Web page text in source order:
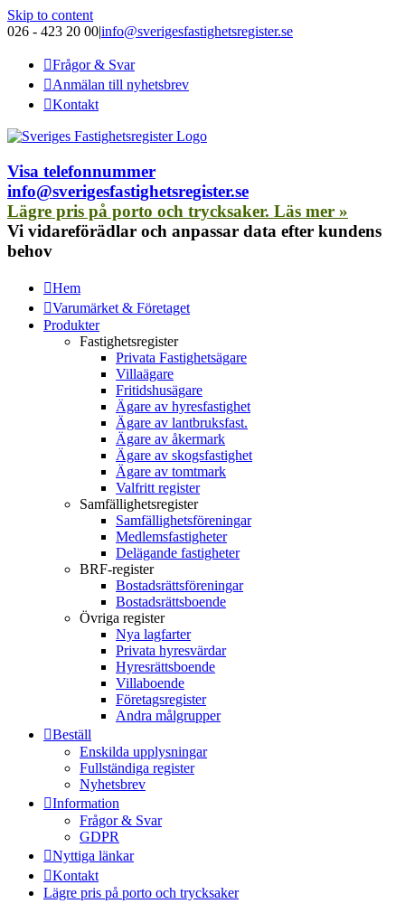
Skip to content
026 - 423 20 00|info@sverigesfastighetsregister.se
Frågor & Svar
Anmälan till nyhetsbrev
Kontakt
Visa telefonnummer
info@sverigesfastighetsregister.se
Lägre pris på porto och trycksaker. Läs mer »
Vi vidareförädlar och anpassar data efter kundens
behov
Hem
Varumärket & Företaget
Produkter
Fastighetsregister
Privata Fastighetsägare
Villaägare
Fritidshusägare
Ägare av hyresfastighet
Ägare av lantbruksfast.
Ägare av åkermark
Ägare av skogsfastighet
Ägare av tomtmark
Valfritt register
Samfällighetsregister
Samfällighetsföreningar
Medlemsfastigheter
Delägande fastigheter
BRF-register
Bostadsrättsföreningar
Bostadsrättsboende
Övriga register
Nya lagfarter
Privata hyresvärdar
Hyresrättsboende
Villaboende
Företagsregister
Andra målgrupper
Beställ
Enskilda upplysningar
Fullständiga register
Nyhetsbrev
Information
Frågor & Svar
GDPR
Nyttiga länkar
Kontakt
Lägre pris på porto och trycksaker